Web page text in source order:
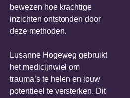
bewezen hoe krachtige
inzichten ontstonden door
deze methoden.
Lusanne Hogeweg gebruikt
het medicijnwiel om
trauma’s te helen en jouw
potentieel te versterken. Dit